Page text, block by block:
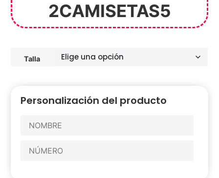
2CAMISETAS5
Talla
Personalización del producto